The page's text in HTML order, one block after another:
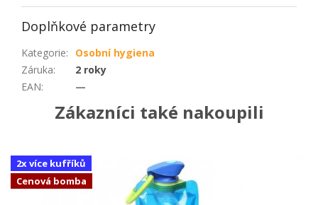
Doplňkové parametry
Kategorie:
Osobní hygiena
Záruka:
2 roky
EAN: —
Zákazníci také nakoupili
2x více kufříků
Cenová bomba